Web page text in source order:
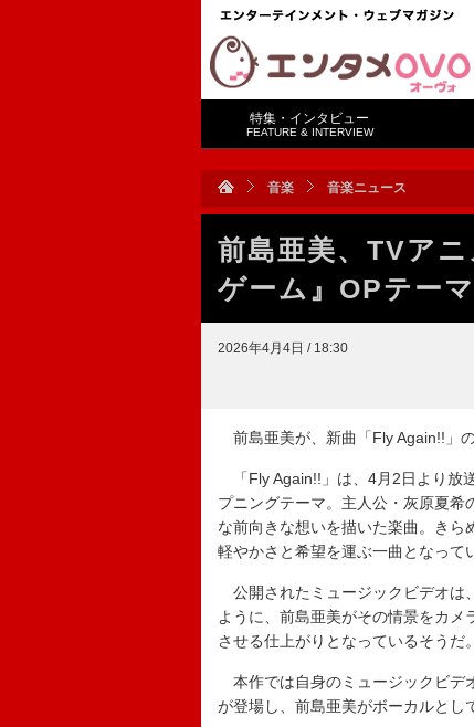
特集・インタビュー
FEATURE & INTERVIEW
音楽 音楽ニュース
前島亜美、TVア
ゲーム』OPテー
2026年4月4日 / 18:30
前島亜美が、新曲「Fly Again!!」
「Fly Again!!」は、4月2日より放
プニングテーマ。主人公・灰原夏希
な前向きな想いを描いた楽曲。き
軽やかさと希望を運ぶ一曲となって
公開されたミュージックビデオは
ように、前島亜美がその情景をカ
させる仕上がりとなっているそうだ。
本作では自身のミュージックビデ
が登場し、前島亜美がボーカルとし